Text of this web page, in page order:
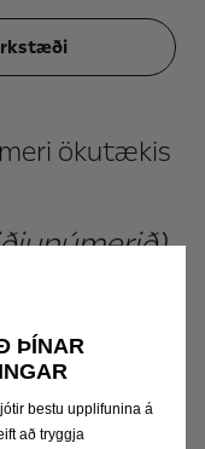
ökutækis
Það
stafi.
hér fyrir neðan:
ÞÍNAR
bestu upplifunina á
að tryggja